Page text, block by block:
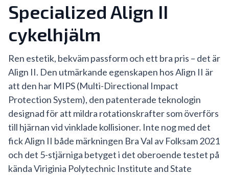
Specialized Align II
cykelhjälm
Ren estetik, bekväm passform och ett bra pris – det är
Align II. Den utmärkande egenskapen hos Align II är
att den har MIPS (Multi-Directional Impact
Protection System), den patenterade teknologin
designad för att mildra rotationskrafter som överförs
till hjärnan vid vinklade kollisioner. Inte nog med det
fick Align II både märkningen Bra Val av Folksam 2021
och det 5-stjärniga betyget i det oberoende testet på
kända Viriginia Polytechnic Institute and State